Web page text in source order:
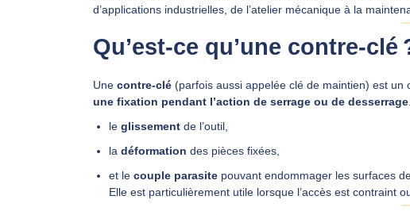
d’applications industrielles, de l’atelier mécanique à la
Qu’est‑ce qu’une contre‑clé
Une contre‑clé (parfois aussi appelée clé de maintien) est
une fixation pendant l’action de serrage ou de desserrage
le glissement de l’outil,
la déformation des pièces fixées,
et le couple parasite pouvant endommager les surfaces
Elle est particulièrement utile lorsque l’accès est contraint